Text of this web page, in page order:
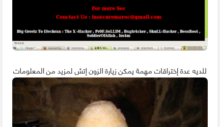
للديه عدة إختراقات مهمة يمكن زيارة الزون إتش لمزيد من المعلومات